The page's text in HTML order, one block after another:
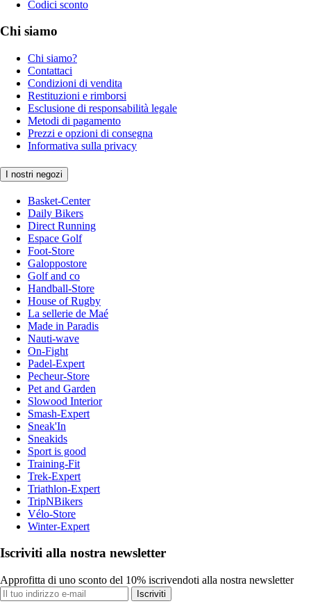
Codici sconto
Chi siamo
Chi siamo?
Contattaci
Condizioni di vendita
Restituzioni e rimborsi
Esclusione di responsabilità legale
Metodi di pagamento
Prezzi e opzioni di consegna
Informativa sulla privacy
I nostri negozi
Basket-Center
Daily Bikers
Direct Running
Espace Golf
Foot-Store
Galoppostore
Golf and co
Handball-Store
House of Rugby
La sellerie de Maé
Made in Paradis
Nauti-wave
On-Fight
Padel-Expert
Pecheur-Store
Pet and Garden
Slowood Interior
Smash-Expert
Sneak'In
Sneakids
Sport is good
Training-Fit
Trek-Expert
Triathlon-Expert
TripNBikers
Vélo-Store
Winter-Expert
Iscriviti alla nostra newsletter
Approfitta di uno sconto del 10% iscrivendoti alla nostra newsletter
Iscriviti